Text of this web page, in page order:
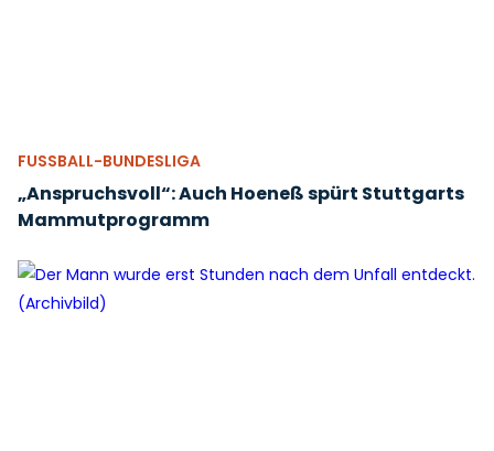
FUSSBALL-BUNDESLIGA
„Anspruchsvoll“: Auch Hoeneß spürt Stuttgarts
Mammutprogramm